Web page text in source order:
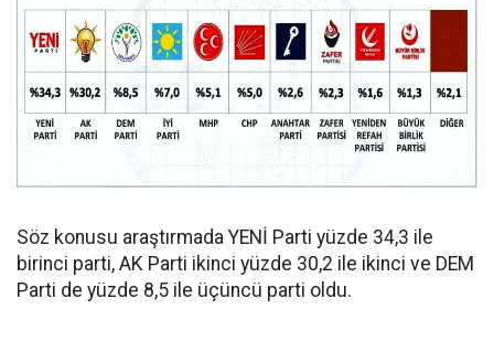
Söz konusu araştırmada YENİ Parti yüzde 34,3 ile
birinci parti, AK Parti ikinci yüzde 30,2 ile ikinci ve DEM
Parti de yüzde 8,5 ile üçüncü parti oldu.